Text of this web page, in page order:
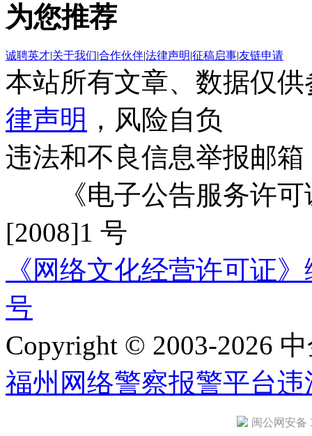
为您推荐
诚聘英才|关于我们|合作伙伴|法律声明|征稿启事|友链申请
本站所有文章、数据仅
律声明 ，风险自负
违法和不良信息举报邮箱
《电子公告服务许可
[2008]1 号
《网络文化经营许可证
号
Copyright © 2003-2026
福州网络警察报警平台违
闽公网安备